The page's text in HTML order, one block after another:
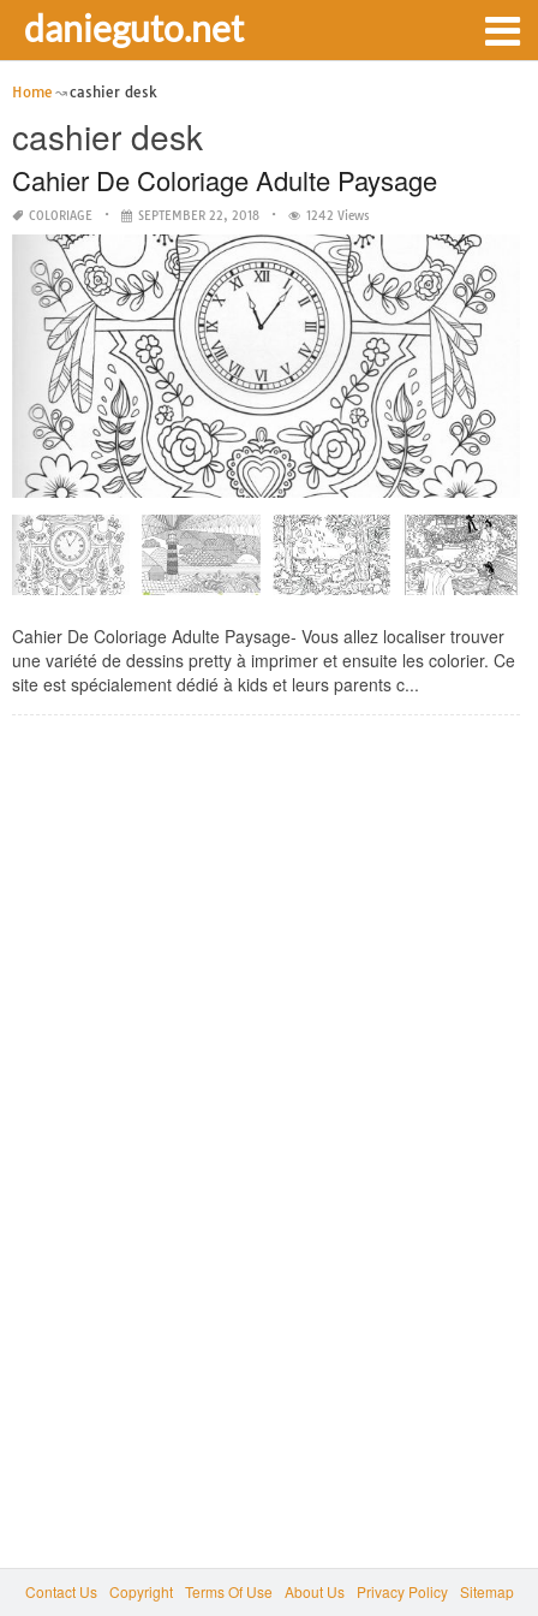
danieguto.net
Home cashier desk
cashier desk
Cahier De Coloriage Adulte Paysage
COLORIAGE SEPTEMBER 22, 2018 1242 Views
Cahier De Coloriage Adulte Paysage- Vous allez localiser trouver
une variété de dessins pretty à imprimer et ensuite les colorier. Ce
site est spécialement dédié à kids et leurs parents c...
Contact Us Copyright Terms Of Use About Us Privacy Policy
Sitemap